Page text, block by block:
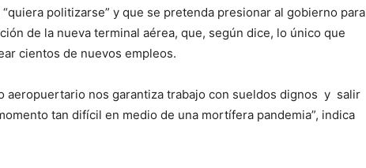
politizarse” y que se pretenda presionar al gobierno para
de la nueva terminal aérea, que, según dice, lo único que
cientos de nuevos empleos.
aeropuertario nos garantiza trabajo con sueldos dignos y salir
tan difícil en medio de una mortífera pandemia”, indica